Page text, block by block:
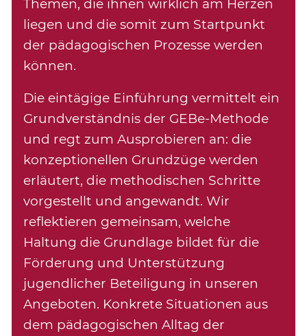
Themen, die ihnen wirklich am Herzen
liegen und die somit zum Startpunkt
der pädagogischen Prozesse werden
können.
Die eintägige Einführung vermittelt ein
Grundverständnis der GEBe-Methode
und regt zum Ausprobieren an: die
konzeptionellen Grundzüge werden
erläutert, die methodischen Schritte
vorgestellt und angewandt. Wir
reflektieren gemeinsam, welche
Haltung die Grundlage bildet für die
Förderung und Unterstützung
jugendlicher Beteiligung in unseren
Angeboten. Konkrete Situationen aus
dem pädagogischen Alltag der